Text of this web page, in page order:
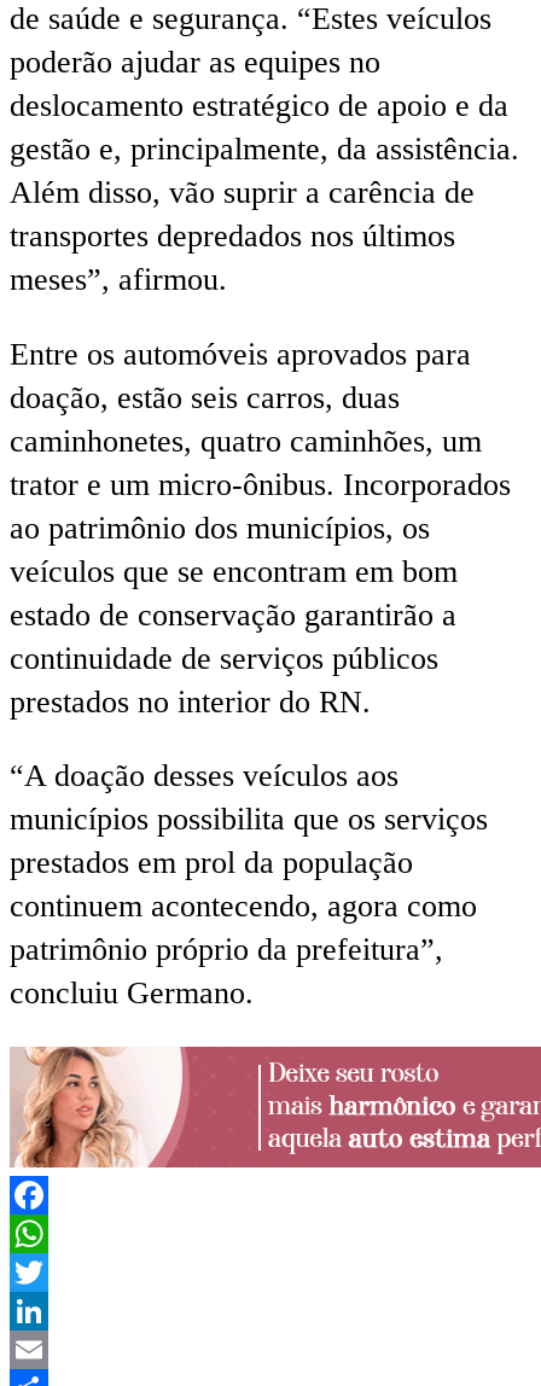
de saúde e segurança. “Estes veículos
poderão ajudar as equipes no
deslocamento estratégico de apoio e da
gestão e, principalmente, da assistência.
Além disso, vão suprir a carência de
transportes depredados nos últimos
meses”, afirmou.
Entre os automóveis aprovados para
doação, estão seis carros, duas
caminhonetes, quatro caminhões, um
trator e um micro-ônibus. Incorporados
ao patrimônio dos municípios, os
veículos que se encontram em bom
estado de conservação garantirão a
continuidade de serviços públicos
prestados no interior do RN.
“A doação desses veículos aos
municípios possibilita que os serviços
prestados em prol da população
continuem acontecendo, agora como
patrimônio próprio da prefeitura”,
concluiu Germano.
Facebook
WhatsApp
Twitter
LinkedIn